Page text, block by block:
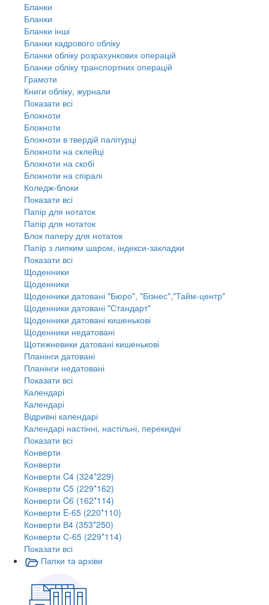
Бланки
Бланки
Бланки інші
Бланки кадрового обліку
Бланки обліку розрахункових операцій
Бланки обліку транспортних операцій
Грамоти
Книги обліку, журнали
Показати всі
Блокноти
Блокноти
Блокноти в твердій палітурці
Блокноти на склейці
Блокноти на скобі
Блокноти на спіралі
Коледж-блоки
Показати всі
Папір для нотаток
Папір для нотаток
Блок паперу для нотаток
Папір з липким шаром, індекси-закладки
Показати всі
Щоденники
Щоденники
Щоденники датовані "Бюро", "Бізнес","Тайм-центр"
Щоденники датовані "Стандарт"
Щоденники датовані кишенькові
Щоденники недатовані
Щотижневики датовані кишенькові
Планінги датовані
Планінги недатовані
Показати всі
Календарі
Календарі
Відривні календарі
Календарі настінні, настільні, перекидні
Показати всі
Конверти
Конверти
Конверти C4 (324*229)
Конверти C5 (229*162)
Конверти C6 (162*114)
Конверти E-65 (220*110)
Конверти В4 (353*250)
Конверти С-65 (229*114)
Показати всі
Папки та архіви